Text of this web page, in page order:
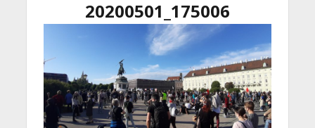
20200501_175006